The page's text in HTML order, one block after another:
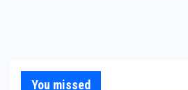
You missed